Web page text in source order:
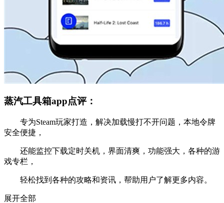
蒸汽工具箱app点评：
专为Steam玩家打造，解决加载慢打不开问题，本地令牌
安全便捷，
还能监控下载定时关机，界面清爽，功能强大，各种的游
戏专栏，
轻松找到各种的攻略和资讯，帮助用户了解更多内容。
展开全部